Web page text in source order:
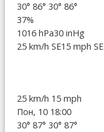
30° 86° 30° 86°
37%
1016 hPa30 inHg
25 km/h SE15 mph SE
25 km/h 15 mph
Пон, 10 18:00
30° 87° 30° 87°